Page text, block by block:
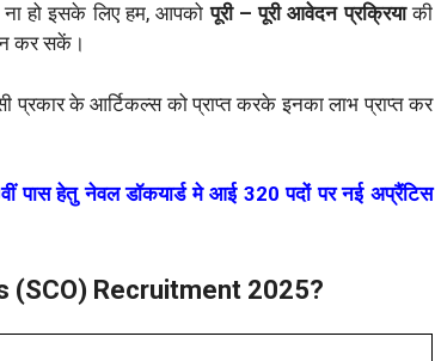
हो इसके लिए हम, आपकोपूरी – पूरी आवेदन प्रक्रियाकी
कर सकें।
प्रकार के आर्टिकल्स को प्राप्त करके इनका लाभ प्राप्त कर
हेतु नेवल डॉकयार्ड मे आई 320 पदों पर नई अप्रैंटिस
(SCO) Recruitment 2025?